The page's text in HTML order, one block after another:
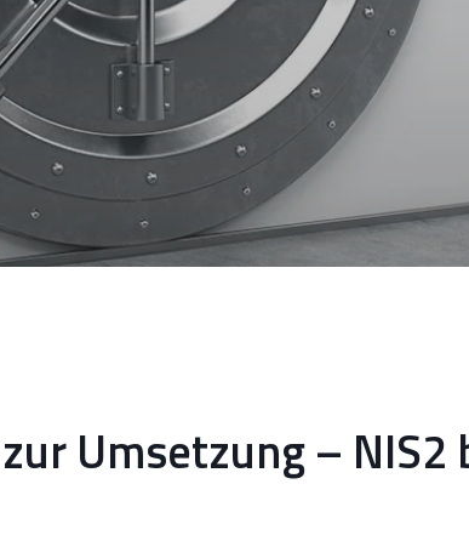
Umsetzung –